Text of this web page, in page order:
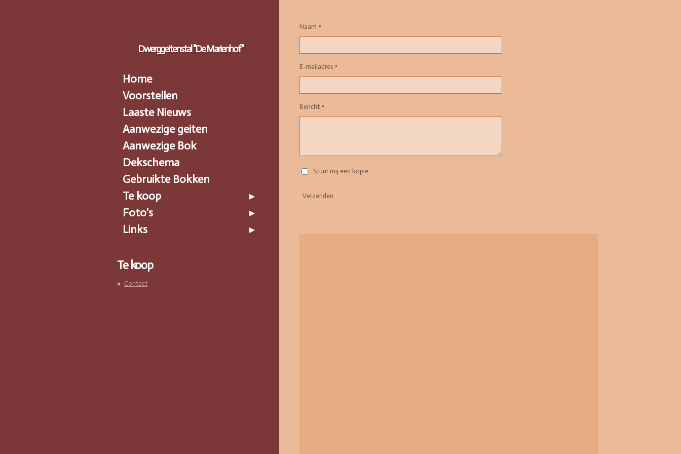
Naam *
E-mailadres *
Bericht *
Stuur mij een kopie
Verzenden
Dwerggeitenstal "De Marienhof"
Home
Voorstellen
Laaste Nieuws
Aanwezige geiten
Aanwezige Bok
Dekschema
Gebruikte Bokken
Te koop
Foto's
Links
Te koop
Contact